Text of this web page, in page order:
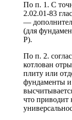
По п. 1. С
2.02.01-83
—
(для
Р).
По п. 2.
котлован
плиту или
фундаменты и
что приводит